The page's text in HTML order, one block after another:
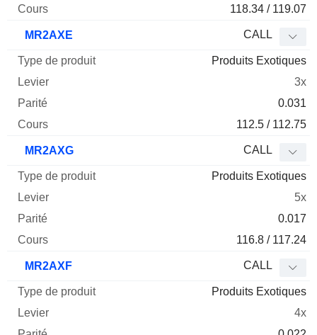
118.34 / 119.07
MR2AXE CALL
Produits Exotiques
3x
0.031
112.5 / 112.75
MR2AXG CALL
Produits Exotiques
5x
0.017
116.8 / 117.24
MR2AXF CALL
Produits Exotiques
4x